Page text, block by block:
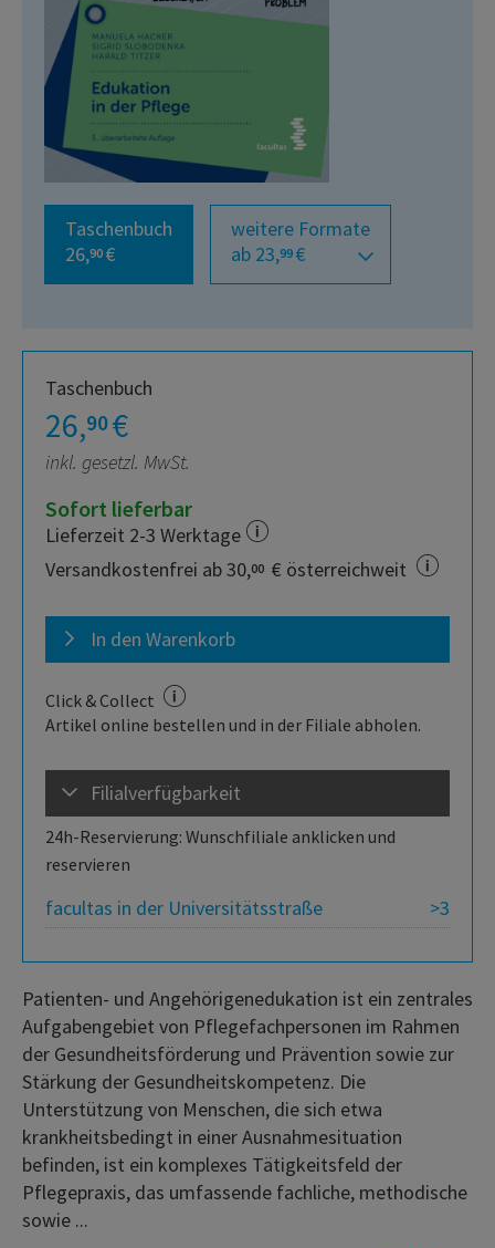
Taschenbuch
26,90 €
weitere Formate
ab 23,99 €
Taschenbuch
26,90€
inkl. gesetzl. MwSt.
Sofort lieferbar
Lieferzeit 2-3 Werktage
Versandkostenfrei ab 30,00 € österreichweit
In den Warenkorb
Click & Collect
Artikel online bestellen und in der Filiale abholen.
Filialverfügbarkeit
24h-Reservierung: Wunschfiliale anklicken und
reservieren
>3
facultas in der Universitätsstraße
Patienten- und Angehörigenedukation ist ein zentrales
Aufgabengebiet von Pflegefachpersonen im Rahmen
der Gesundheitsförderung und Prävention sowie zur
Stärkung der Gesundheitskompetenz. Die
Unterstützung von Menschen, die sich etwa
krankheitsbedingt in einer Ausnahmesituation
befinden, ist ein komplexes Tätigkeitsfeld der
Pflegepraxis, das umfassende fachliche, methodische
sowie ...